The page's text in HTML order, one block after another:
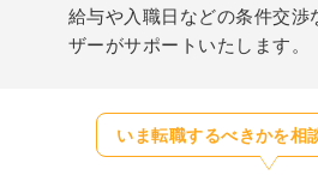
給与や入職日などの条件交渉
ザーがサポートいたします。
いま転職するべきかを相